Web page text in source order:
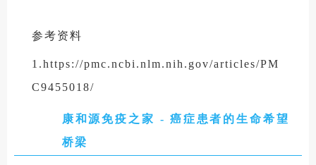
参考资料
1.https://pmc.ncbi.nlm.nih.gov/articles/PM
C9455018/
2.https://bmjoncology.bmj.com/content/4/1/
3.https://globalrph.com/2025/09/til-
康和源免疫之家 - 癌症患者的生命希望
桥梁